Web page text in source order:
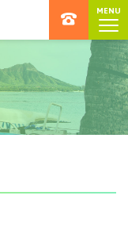
MENU
店 イーストマンハ